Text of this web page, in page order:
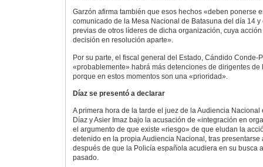
Garzón afirma también que esos hechos «deben ponerse
comunicado de la Mesa Nacional de Batasuna del día 14
previas de otros líderes de dicha organización, cuya
decisión en resolución aparte».
Por su parte, el fiscal general del Estado, Cándido Conde-
«probablemente» habrá más detenciones de dirigentes de
porque en estos momentos son una «prioridad».
Díaz se presentó a declarar
A primera hora de la tarde el juez de la Audiencia Nacional
Díaz y Asier Imaz bajo la acusación de «integración en
el argumento de que existe «riesgo» de que eludan la
detenido en la propia Audiencia Nacional, tras
después de que la Policía española acudiera en su busca
pasado.